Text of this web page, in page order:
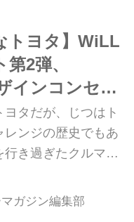
トヨタ】WiLL
2弾、
インコンセプ
戦闘機（その
タだが、じつはト
レンジの歴史でもあ
行き過ぎたクルマか
と首をかしげたく
ヨタのチャレンジ
る。第10回は、異
ガジン編集部